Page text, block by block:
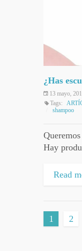
¿Has
13 mayo,
Tags:
shampoo
Hay
Read
1 2